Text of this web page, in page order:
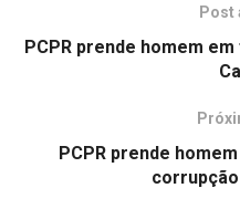
Post
PCPR prende homem
PCPR prende